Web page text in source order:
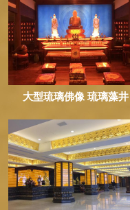
大型琉璃佛像 琉璃藻井